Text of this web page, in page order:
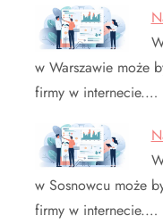
w Warszawie może
firmy w internecie.…
w Sosnowcu może
firmy w internecie.…